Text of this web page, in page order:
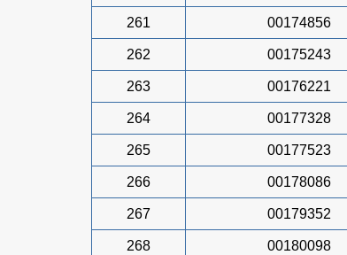
261 00174856
262 00175243
263 00176221
264 00177328
265 00177523
266 00178086
267 00179352
268 00180098